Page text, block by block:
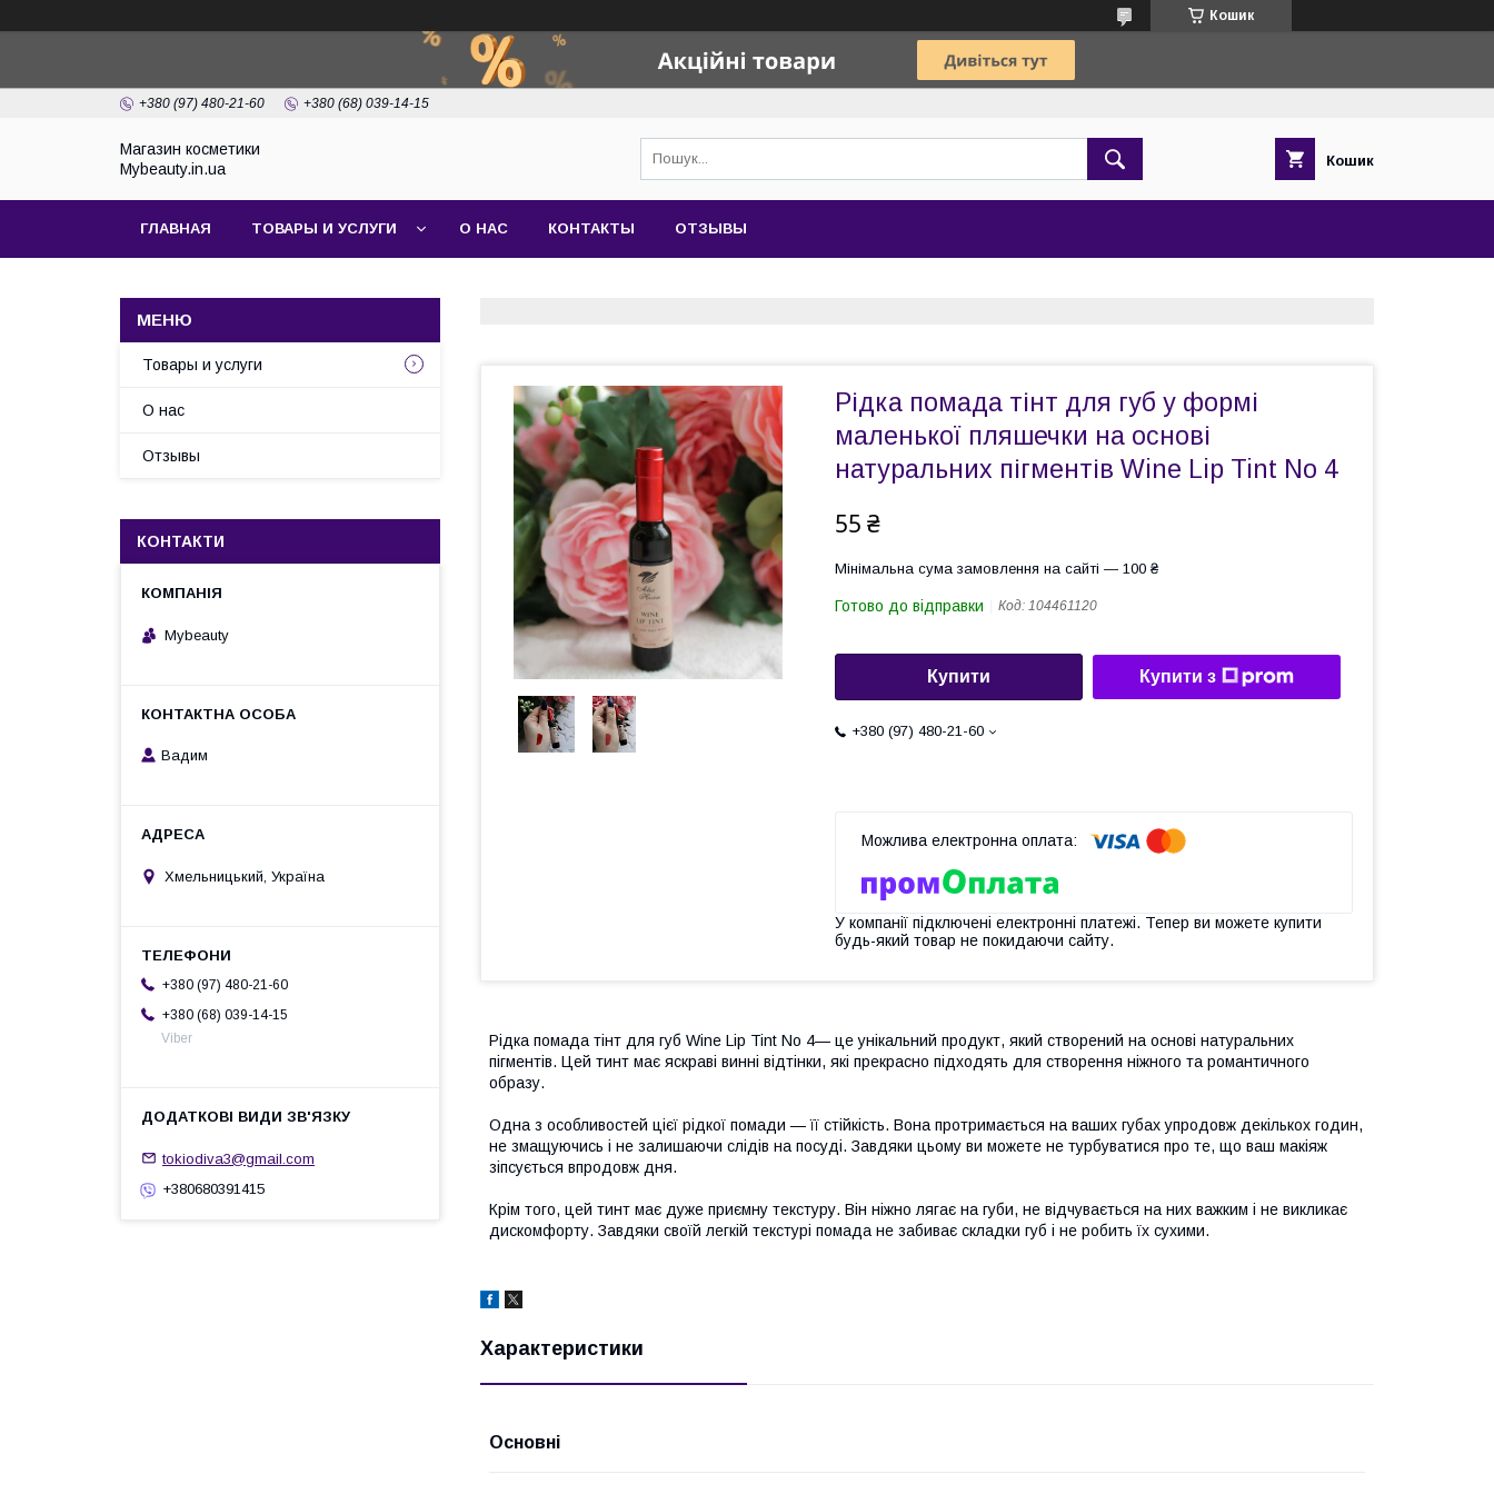
Кошик
+380 (97) 480-21-60 +380 (68) 039-14-15
Магазин косметики
Mybeauty.in.ua
Кошик
ГЛАВНАЯ ТОВАРЫ И УСЛУГИ О НАС КОНТАКТЫ ОТЗЫВЫ
Рідка помада тінт для губ у формі
маленької пляшечки на основі
натуральних пігментів Wine Lip Tint No 4
55 ₴
Мінімальна сума замовлення на сайті — 100 ₴
Готово до відправки Код: 104461120
Купити Купити з
+380 (97) 480-21-60
У компанії підключені електронні платежі. Тепер ви можете купити
будь-який товар не покидаючи сайту.
Рідка помада тінт для губ Wine Lip Tint No 4— це унікальний продукт, який створений на основі натуральних
пігментів. Цей тинт має яскраві винні відтінки, які прекрасно підходять для створення ніжного та романтичного
образу.
Одна з особливостей цієї рідкої помади — її стійкість. Вона протримається на ваших губах упродовж декількох годин,
не змащуючись і не залишаючи слідів на посуді. Завдяки цьому ви можете не турбуватися про те, що ваш макіяж
зіпсується впродовж дня.
Крім того, цей тинт має дуже приємну текстуру. Він ніжно лягає на губи, не відчувається на них важким і не викликає
дискомфорту. Завдяки своїй легкій текстурі помада не забиває складки губ і не робить їх сухими.
Характеристики
Основні
Товары и услуги
О нас
Отзывы
КОНТАКТИ
Mybeauty
Вадим
Хмельницький, Україна
+380 (97) 480-21-60
+380 (68) 039-14-15
Viber
tokiodiva3@gmail.com
+380680391415